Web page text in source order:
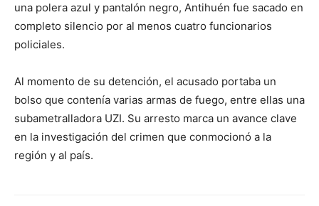
una polera azul y pantalón negro, Antihuén fue sacado en
completo silencio por al menos cuatro funcionarios
policiales.
Al momento de su detención, el acusado portaba un
bolso que contenía varias armas de fuego, entre ellas una
subametralladora UZI. Su arresto marca un avance clave
en la investigación del crimen que conmocionó a la
región y al país.